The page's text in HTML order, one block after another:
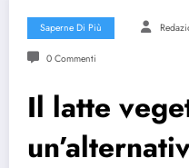
Saperne Di Più
0 Commenti
Il latte